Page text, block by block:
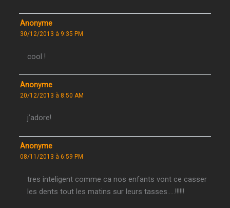
Anonyme
30/12/2013 à 9:35 PM
cool !
Anonyme
20/12/2013 à 8:50 AM
j’adore!
Anonyme
08/11/2013 à 6:59 PM
tres inteligent comme ca nos enfants vont ce casser
les dents tout les matins sur leurs tasses…..!!!!!!